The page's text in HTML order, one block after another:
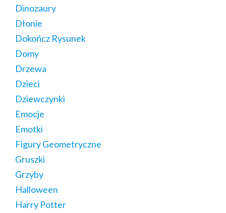
Dinozaury
Dłonie
Dokończ Rysunek
Domy
Drzewa
Dzieci
Dziewczynki
Emocje
Emotki
Figury Geometryczne
Gruszki
Grzyby
Halloween
Harry Potter